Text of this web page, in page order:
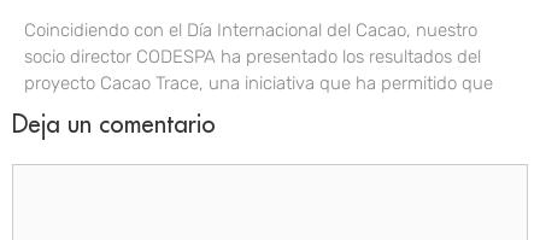
Coincidiendo con el Día Internacional del Cacao, nuestro
socio director CODESPA ha presentado los resultados del
proyecto Cacao Trace, una iniciativa que ha permitido que
Deja un comentario